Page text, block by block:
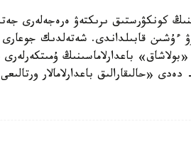
كونكۋرستىق ىرىكتەۋ ەرەجەلەرى
ءۇشىن قابىلداندى. شەتەلدىك جوعارى
«بولاشاق» باعدارلاماسىنىڭ
«حالىقارالىق باعدارلامالار